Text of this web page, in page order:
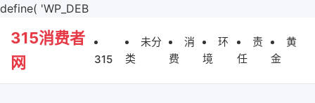
define( 'WP_DEB
315消费者
网
315
未分
类
消
费
环
境
责
任
黄
金